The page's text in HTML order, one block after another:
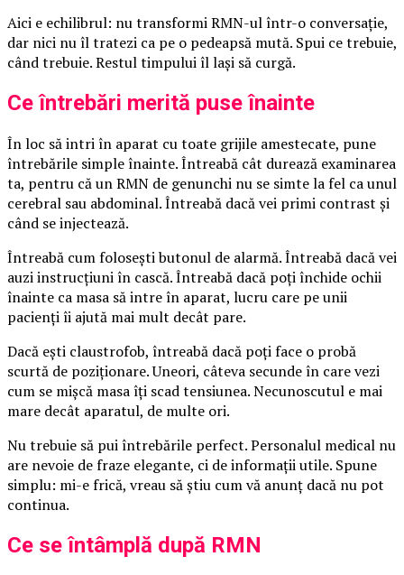
Aici e echilibrul: nu transformi RMN-ul într-o conversație,
dar nici nu îl tratezi ca pe o pedeapsă mută. Spui ce trebuie,
când trebuie. Restul timpului îl lași să curgă.
Ce întrebări merită puse înainte
În loc să intri în aparat cu toate grijile amestecate, pune
întrebările simple înainte. Întreabă cât durează examinarea
ta, pentru că un RMN de genunchi nu se simte la fel ca unul
cerebral sau abdominal. Întreabă dacă vei primi contrast și
când se injectează.
Întreabă cum folosești butonul de alarmă. Întreabă dacă vei
auzi instrucțiuni în cască. Întreabă dacă poți închide ochii
înainte ca masa să intre în aparat, lucru care pe unii
pacienți îi ajută mai mult decât pare.
Dacă ești claustrofob, întreabă dacă poți face o probă
scurtă de poziționare. Uneori, câteva secunde în care vezi
cum se mișcă masa îți scad tensiunea. Necunoscutul e mai
mare decât aparatul, de multe ori.
Nu trebuie să pui întrebările perfect. Personalul medical nu
are nevoie de fraze elegante, ci de informații utile. Spune
simplu: mi-e frică, vreau să știu cum vă anunț dacă nu pot
continua.
Ce se întâmplă după RMN